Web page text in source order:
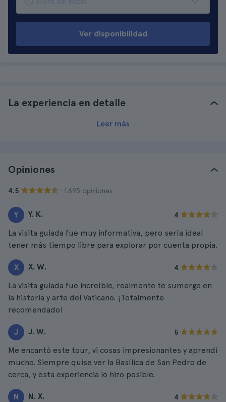
Ver disponibilidad
La experiencia en detalle
Leer más
Opiniones
4.5 · 1.695 opiniones
Y Y. K. 4
La visita guiada fue muy informativa, pero sería ideal
tener más tiempo libre para explorar por cuenta propia.
X X. W. 4
La visita guiada fue increíble, realmente te sumerge en
la historia y arte del Vaticano. ¡Totalmente
recomendado!
J J. W. 5
Me encantó este tour, vi cosas impresionantes y aprendí
mucho. Siempre quise ver la Basílica de San Pedro de
cerca, y esta experiencia lo hizo posible.
N N. X. 4